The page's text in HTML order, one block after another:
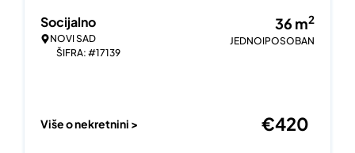
Socijalno
NOVI SAD
ŠIFRA: #17139
36 m2
JEDNOIPOSOBAN
Više o nekretnini > €420